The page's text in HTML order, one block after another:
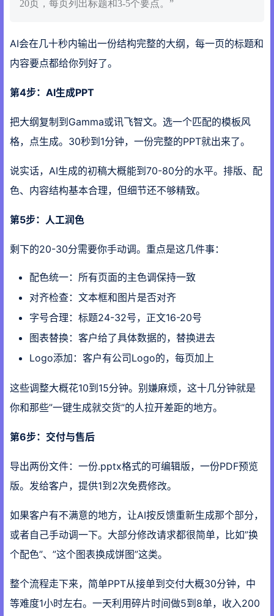
20页，每页列出标题和3-5个要点。”
AI会在几十秒内输出一份结构完整的大纲，每一页的标题和
内容要点都给你列好了。
第4步：AI生成PPT
把大纲复制到Gamma或讯飞智文。选一个匹配的模板风
格，点生成。30秒到1分钟，一份完整的PPT就出来了。
说实话，AI生成的初稿大概能到70-80分的水平。排版、配
色、内容结构基本合理，但细节还不够精致。
第5步：人工润色
剩下的20-30分需要你手动调。重点是这几件事：
配色统一：所有页面的主色调保持一致
对齐检查：文本框和图片是否对齐
字号合理：标题24-32号，正文16-20号
图表替换：客户给了具体数据的，替换进去
Logo添加：客户有公司Logo的，每页加上
这些调整大概花10到15分钟。别嫌麻烦，这十几分钟就是
你和那些”一键生成就交货”的人拉开差距的地方。
第6步：交付与售后
导出两份文件：一份.pptx格式的可编辑版，一份PDF预览
版。发给客户，提供1到2次免费修改。
如果客户有不满意的地方，让AI按反馈重新生成那个部分，
或者自己手动调一下。大部分修改请求都很简单，比如”换
个配色”、”这个图表换成饼图”这类。
整个流程走下来，简单PPT从接单到交付大概30分钟，中
等难度1小时左右。一天利用碎片时间做5到8单，收入200